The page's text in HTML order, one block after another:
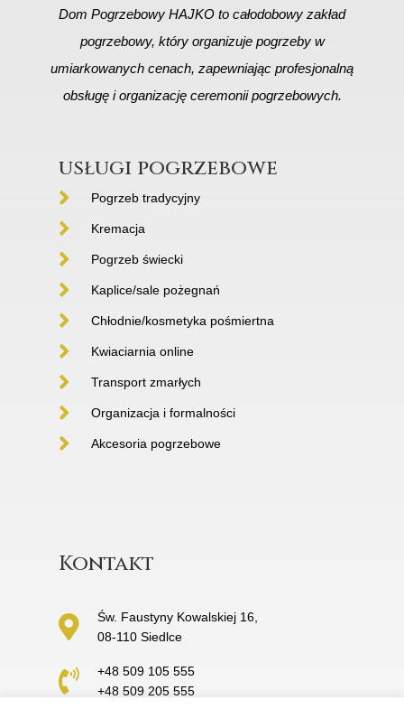
Dom Pogrzebowy HAJKO to całodobowy zakład
pogrzebowy, który organizuje pogrzeby w
umiarkowanych cenach, zapewniając profesjonalną
obsługę i organizację ceremonii pogrzebowych.
usługi pogrzebowe
Pogrzeb tradycyjny
Kremacja
Pogrzeb świecki
Kaplice/sale pożegnań
Chłodnie/kosmetyka pośmiertna
Kwiaciarnia online
Transport zmarłych
Organizacja i formalności
Akcesoria pogrzebowe
Kontakt
Św. Faustyny Kowalskiej 16,
08-110 Siedlce
+48 509 105 555
+48 509 205 555